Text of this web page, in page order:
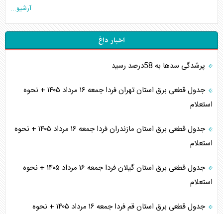
آرشیو...
اخبار داغ
پرشدگی سدها به 58درصد رسید
جدول قطعی برق استان تهران فردا جمعه ۱۶ مرداد ۱۴۰۵ + نحوه
استعلام
جدول قطعی برق استان مازندران فردا جمعه ۱۶ مرداد ۱۴۰۵ + نحوه
استعلام
جدول قطعی برق استان گیلان فردا جمعه ۱۶ مرداد ۱۴۰۵ + نحوه
استعلام
جدول قطعی برق استان قم فردا جمعه ۱۶ مرداد ۱۴۰۵ + نحوه